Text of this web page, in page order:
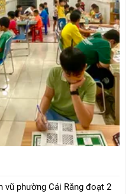
vũ phường Cái Răng đoạt 2